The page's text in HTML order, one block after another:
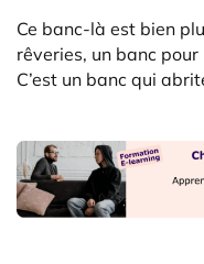
Ce banc-là est bien
rêveries, un banc
C’est un banc qui